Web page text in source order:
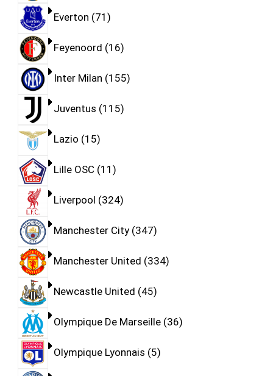
Everton 71
Feyenoord 16
Inter Milan 155
Juventus 115
Lazio 15
Lille OSC 11
Liverpool 324
Manchester City 347
Manchester United 334
Newcastle United 45
Olympique De Marseille 36
Olympique Lyonnais 5